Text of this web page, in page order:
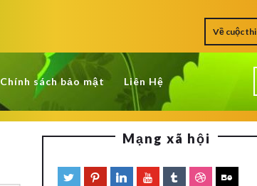
Về cuộc thi
Chính sách bảo mật Liên Hệ
Mạng xã hội